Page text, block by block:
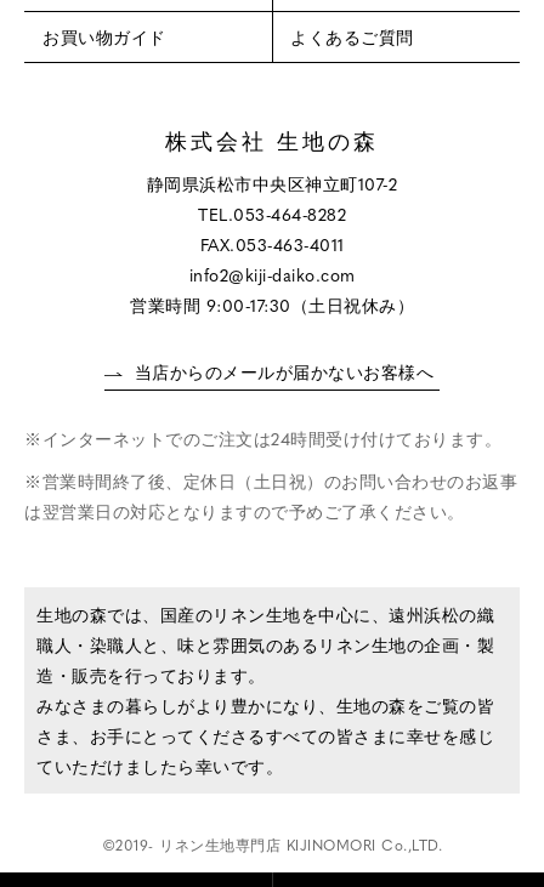
お買い物ガイド よくあるご質問
株式会社 生地の森
静岡県浜松市中央区神立町107-2
TEL.053-464-8282
FAX.053-463-4011
info2@kiji-daiko.com
営業時間 9:00-17:30（土日祝休み）
当店からのメールが届かないお客様へ
インターネットでのご注文は24時間受け付けております。
営業時間終了後、定休日（土日祝）のお問い合わせのお返事
は翌営業日の対応となりますので予めご了承ください。
生地の森では、国産のリネン生地を中心に、遠州浜松の織
職人・染職人と、味と雰囲気のあるリネン生地の企画・製
造・販売を行っております。
みなさまの暮らしがより豊かになり、生地の森をご覧の皆
さま、お手にとってくださるすべての皆さまに幸せを感じ
ていただけましたら幸いです。
©2019- リネン生地専門店 KIJINOMORI Co.,LTD.